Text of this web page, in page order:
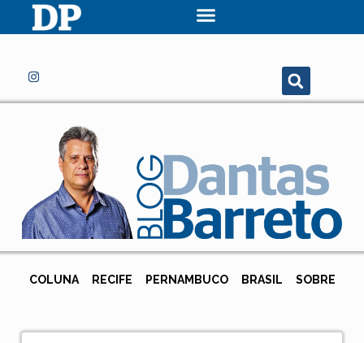
COLUNA RECIFE PERNAMBUCO BRASIL SOBRE